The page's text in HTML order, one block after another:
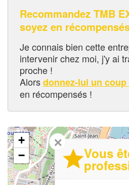
Recommandez TMB
soyez en
Je connais bien cette
intervenir chez moi, j'y ai
proche !
Alorsdonnez-lui un coup
en récompensés !
+
−
✕
Vous